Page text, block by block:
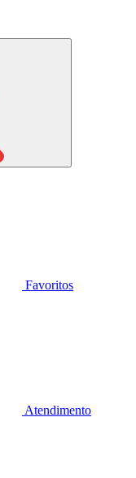
Favoritos
Atendimento